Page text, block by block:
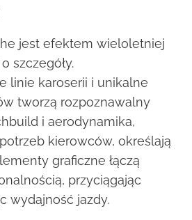
jest efektem wieloletniej
szczegóły.
linie karoserii i unikalne
tworzą rozpoznawalny
i aerodynamika,
kierowców, określają
graficzne łączą
przyciągając
wydajność jazdy.